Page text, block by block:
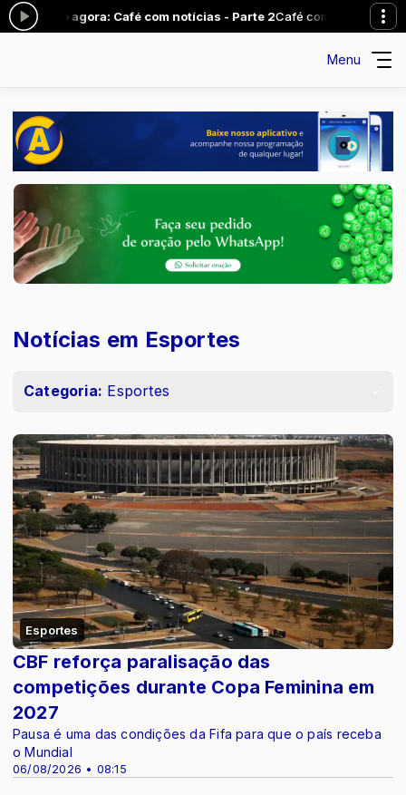
Café com notícias - Parte 2Café com notícias com Lindomar
Menu
Notícias em Esportes
Categoria: Esportes
Esportes
06/08/2026 • 08:15
CBF reforça paralisação das
competições durante Copa Feminina em
2027
Pausa é uma das condições da Fifa para que o país receba
o Mundial